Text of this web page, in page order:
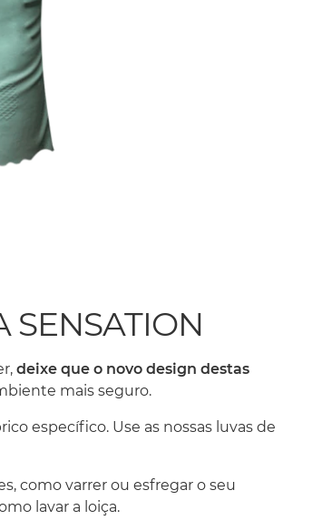
SENSATION
deixe que o novo design destas
mais seguro.
específico. Use as nossas luvas de
como varrer ou esfregar o seu
lavar a loiça.